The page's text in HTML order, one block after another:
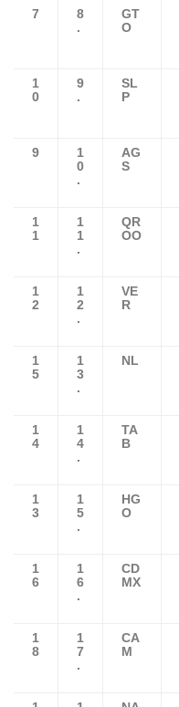
7
8
.
GT
O
1
0
9
.
SL
P
9
1
0
.
AG
S
1
1
1
1
.
QR
OO
1
2
1
2
.
VE
R
1
5
1
3
.
NL
1
4
1
4
.
TA
B
1
3
1
5
.
HG
O
1
6
1
6
.
CD
MX
1
8
1
7
.
CA
M